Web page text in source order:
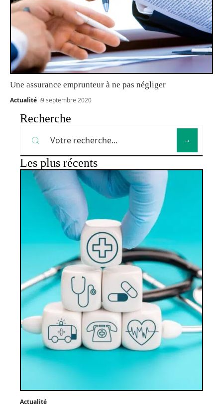
Une assurance emprunteur à ne pas négliger
Actualité 9 septembre 2020
Recherche
Les plus récents
Actualité